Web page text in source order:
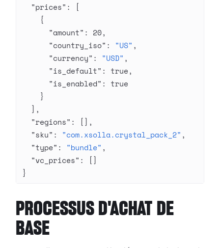
  "prices"
: [
    {
      "amount"
: 20,
      "country_iso"
: "US" ,
      "currency"
: "USD" ,
      "is_default"
: true,
      "is_enabled"
: true
    }
  ],
  "regions"
: [],
  "sku"
: "com.xsolla.crystal_pack_2" ,
  "type"
: "bundle" ,
  "vc_prices"
: []
}
PROCESSUS D'ACHAT DE
BASE